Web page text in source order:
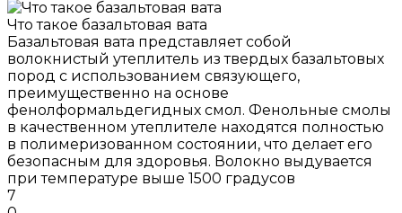
Что такое базальтовая вата
Базальтовая вата представляет собой
волокнистый утеплитель из твердых базальтовых
пород с использованием связующего,
преимущественно на основе
фенолформальдегидных смол. Фенольные смолы
в качественном утеплителе находятся полностью
в полимеризованном состоянии, что делает его
безопасным для здоровья. Волокно выдувается
при температуре выше 1500 градусов
7